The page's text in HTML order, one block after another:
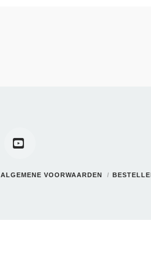
YouTube
ALGEMENE VOORWAARDEN